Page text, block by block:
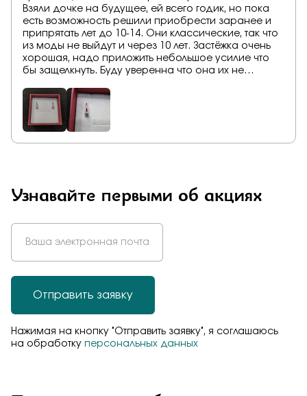
Взяли дочке на будущее, ей всего годик, но пока
есть возможность решили приобрести заранее и
припрятать лет до 10-14. Они классические, так что
из моды не выйдут и через 10 лет. Застёжка очень
хорошая, надо приложить небольшое усилие что
бы защелкнуть. Буду уверенна что она их не
Узнавайте первыми об акциях
Отправить заявку
Нажимая на кнопку "Отправить заявку", я соглашаюсь
на обработку персональных данных